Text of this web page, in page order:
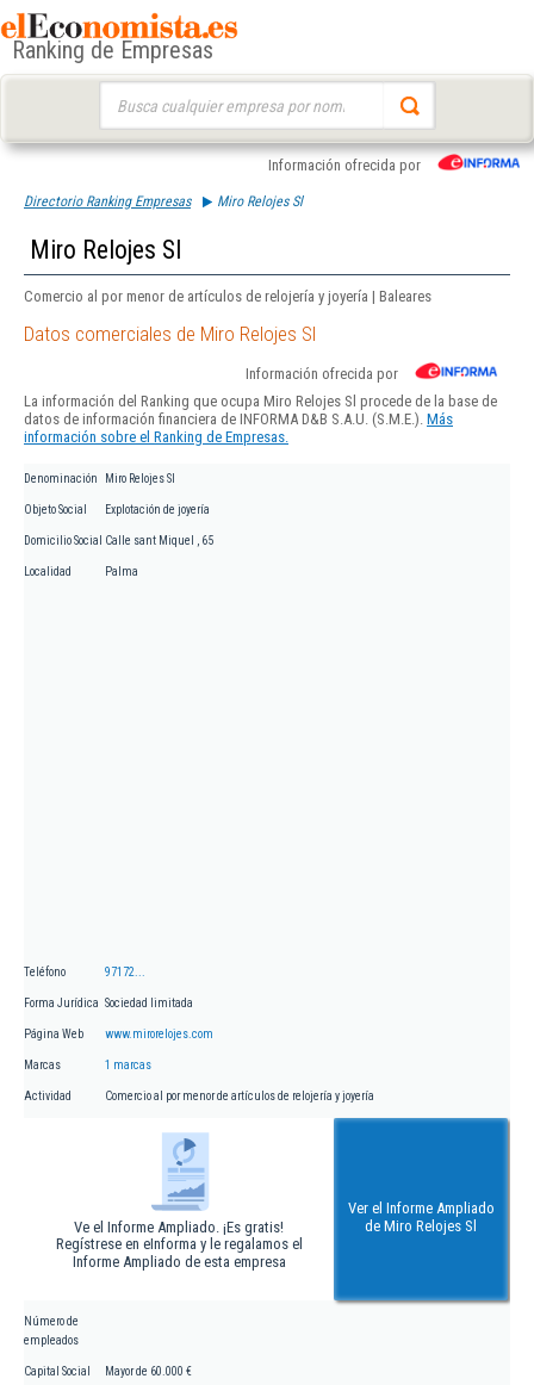
Ranking de Empresas
Información ofrecida por
Directorio Ranking Empresas Miro Relojes Sl
Miro Relojes Sl
Comercio al por menor de artículos de relojería y joyería | Baleares
Datos comerciales de Miro Relojes Sl
Información ofrecida por
La información del Ranking que ocupa Miro Relojes Sl procede de la base de
datos de información financiera de INFORMA D&B S.A.U. (S.M.E.). Más
información sobre el Ranking de Empresas.
Denominación Miro Relojes Sl
Objeto Social Explotación de joyería
Domicilio Social Calle sant Miquel , 65
Localidad Palma
Teléfono 97172...
Forma Jurídica Sociedad limitada
Página Web www.mirorelojes.com
Marcas 1 marcas
Actividad Comercio al por menor de artículos de relojería y joyería
Ve el Informe Ampliado. ¡Es gratis!
Regístrese en eInforma y le regalamos el
Informe Ampliado de esta empresa
Ver el Informe Ampliado
de Miro Relojes Sl
Número de
empleados
Capital Social Mayor de 60.000 €